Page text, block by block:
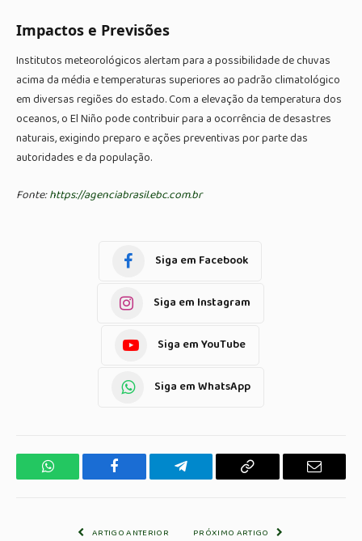
Impactos e Previsões
Institutos meteorológicos alertam para a possibilidade de chuvas
acima da média e temperaturas superiores ao padrão climatológico
em diversas regiões do estado. Com a elevação da temperatura dos
oceanos, o El Niño pode contribuir para a ocorrência de desastres
naturais, exigindo preparo e ações preventivas por parte das
autoridades e da população.
Fonte:https://agenciabrasil.ebc.com.br
Siga em Facebook
Siga em Instagram
Siga em YouTube
Siga em WhatsApp
WhatsApp Facebook Telegrama Copiar
E-
ARTIGO ANTERIOR
PRÓXIMO ARTIGO